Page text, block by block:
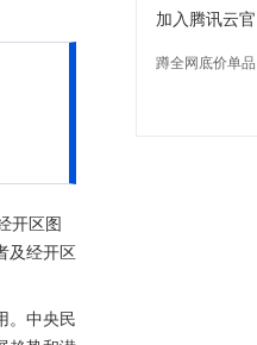
开区图
及经开区
。中央民
加入腾讯云
蹲全网底价单